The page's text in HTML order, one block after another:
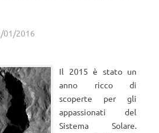
01/2016
Il 2015 è stato un
anno ricco di
scoperte per gli
appassionati del
Sistema Solare.